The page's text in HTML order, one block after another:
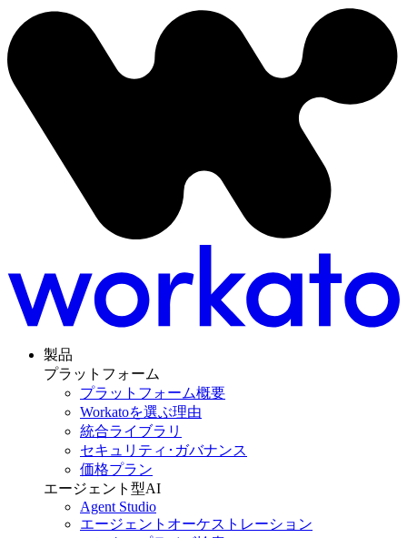
製品
プラットフォーム
プラットフォーム概要
Workatoを選ぶ理由
統合ライブラリ
セキュリティ･ガバナンス
価格プラン
エージェント型AI
Agent Studio
エージェントオーケストレーション